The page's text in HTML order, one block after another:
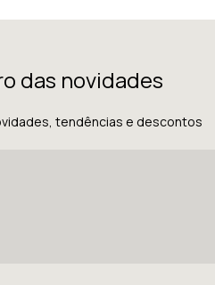
das novidades
tendências e descontos